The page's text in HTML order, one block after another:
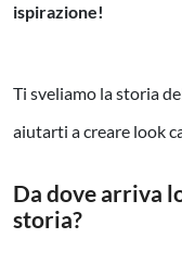
ispirazione!
Ti sveliamo la storia
aiutarti a creare look
Da dove arriva
storia?